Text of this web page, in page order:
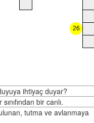
26
ihtiyaç duyar?
bir canlı.
tutma ve avlanmaya